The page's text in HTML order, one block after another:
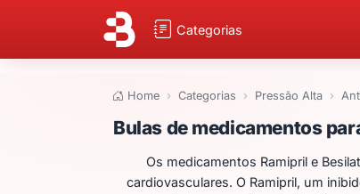
Categorias
Home Categorias Pressão Alta
Bulas de
Bulas de medicamentos
Os medicamentos Ramipril e
cardiovasculares. O Ramipril, um